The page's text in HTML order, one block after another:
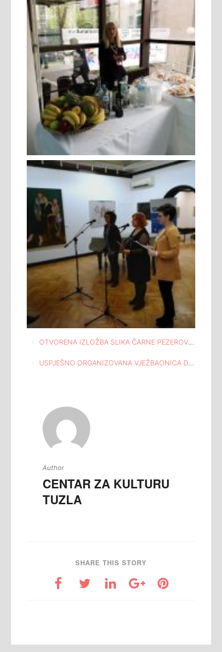
Navigacija
članaka
OTVORENA IZLOŽBA SLIKA ČARNE PEZEROVIĆ U DRUŠTVENOM DOMU GORNJA TUZLA
USPJEŠNO ORGANIZOVANA VJEŽBAONICA DOMA MLADIH TUZLA
Author
CENTAR ZA KULTURU
TUZLA
SHARE THIS STORY